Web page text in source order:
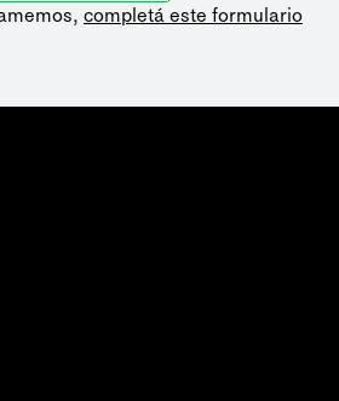
completá este formulario